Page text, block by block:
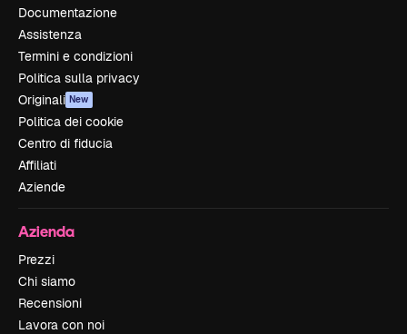
Documentazione
Assistenza
Termini e condizioni
Politica sulla privacy
Originali New
Politica dei cookie
Centro di fiducia
Affiliati
Aziende
Azienda
Prezzi
Chi siamo
Recensioni
Lavora con noi